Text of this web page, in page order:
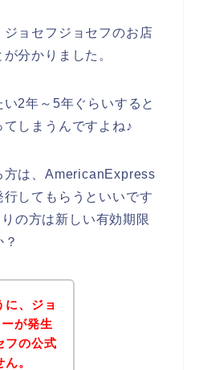
ョセフジョセフのお店
分かりました。
2年～5年ぐらいすると
しまうんですよね♪
方は、AmericanExpress
してもらうといいです
の方は新しい有効期限
、ジョ
が発生
フの公式
。